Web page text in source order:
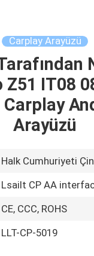
Carplay Arayüzü
Z51 IT08
Arayüzü
Halk Cumhuriyeti Çin
Lsailt CP AA
CE, CCC, ROHS
LLT-CP-5019